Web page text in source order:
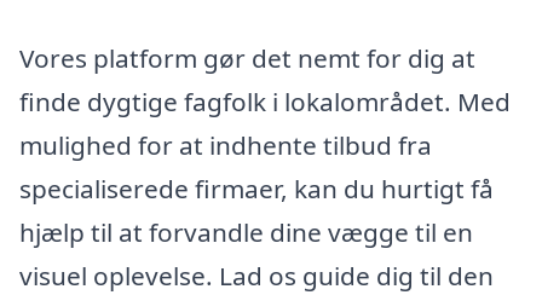
Vores platform gør det nemt for dig at
finde dygtige fagfolk i lokalområdet. Med
mulighed for at indhente tilbud fra
specialiserede firmaer, kan du hurtigt få
hjælp til at forvandle dine vægge til en
visuel oplevelse. Lad os guide dig til den